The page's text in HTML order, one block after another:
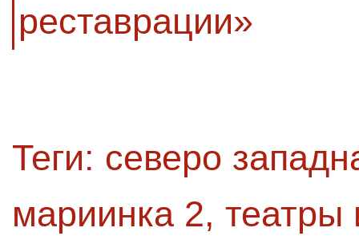
реставрации»
Теги: северо
мариинка 2, театры